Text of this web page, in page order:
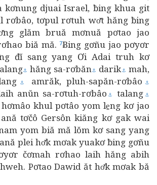
kơnung djuai Israel, ƀing khua git
rơbâo, tơpul rơtuh wơ̆t hăng ƀing
glăm bruă mơnuă pơtao jao
biă mă. 7Ƀing gơñu jao pơyơr
đĭ sang yang Ơi Adai truh kơ
⚓ hăng sa-rơbăn⚓ darik⚓ mah,
⚓ amrăk, pluh-sapăn-rơbâo ⚓
anŭn sa-rơtuh-rơbâo ⚓ talang ⚓
khul pơtâo yom le̱ng kơ jao
tơčô Gersôn kiăng kơ gak wai
yom biă mă lŏm kơ sang yang
plei hơ̆k mơak yuakơ ƀing gơñu
čơmah rơhao laih hăng abih
Pơtao Dawid ăt hơ̆k mơak bă